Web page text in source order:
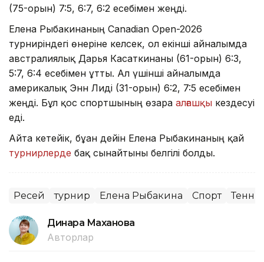
(75-орын) 7:5, 6:7, 6:2 есебімен жеңді.
Елена Рыбакинаның Canadian Open-2026
турниріндегі өнеріне келсек, ол екінші айналымда
австралиялық Дарья Касаткинаны (61-орын) 6:3,
5:7, 6:4 есебімен ұтты. Ал үшінші айналымда
америкалық Энн Лиді (31-орын) 6:2, 7:5 есебімен
жеңді. Бұл қос спортшының өзара алғашқы кездесуі
еді.
Айта кетейік, бұған дейін Елена Рыбакинаның қай
турнирлерде бақ сынайтыны белгілі болды.
Ресей турнир Елена Рыбакина Спорт
Динара Маханова
Авторлар